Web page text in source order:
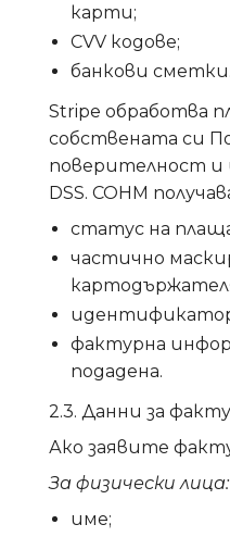
карти;
CVV кодове;
банкови сметки.
Stripe обработва
собствената си
поверителност и
DSS. СОНМ
статус на
частично
фактурна
подадена.
2.3. Данни за
Ако заявите
За физически лица:
име;